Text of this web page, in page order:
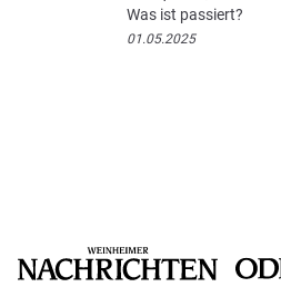
Was ist passiert?
01.05.2025